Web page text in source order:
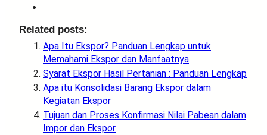
Related posts:
Apa Itu Ekspor? Panduan Lengkap untuk
Memahami Ekspor dan Manfaatnya
Syarat Ekspor Hasil Pertanian : Panduan Lengkap
Apa itu Konsolidasi Barang Ekspor dalam
Kegiatan Ekspor
Tujuan dan Proses Konfirmasi Nilai Pabean dalam
Impor dan Ekspor